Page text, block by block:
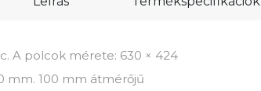
A polcok mérete: 630 × 424
mm. 100 mm átmérőjű